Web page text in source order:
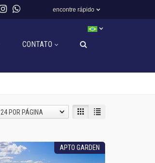
encontre rápido
CONTATO
24 POR PÁGINA
APTO GARDEN